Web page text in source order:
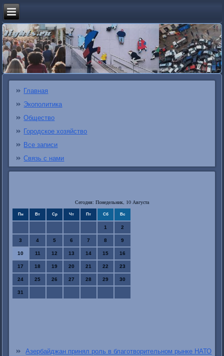
Главная
Экополитика
Общество
Городское хозяйство
Все записи
Связь с нами
Сегодня: Понедельник, 10 Августа
Пн Вт Ср Чт Пт Сб Вс
1 2
3 4 5 6 7 8 9
10 11 12 13 14 15 16
17 18 19 20 21 22 23
24 25 26 27 28 29 30
31
Азербайджан принял роль в благотворительном рынке НАТО